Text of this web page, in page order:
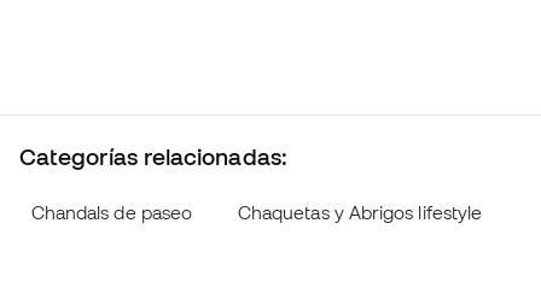
Categorías relacionadas:
Chandals de paseo Chaquetas y Abrigos lifestyle